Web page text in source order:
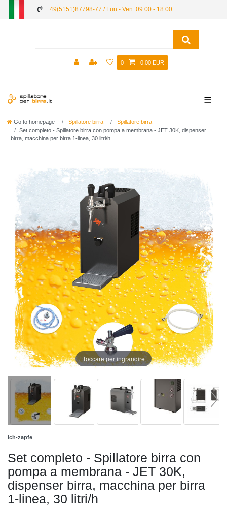
+49(5151)87798-77 / Lun - Ven: 09:00 - 18:00
0 0,00 EUR
☰
Go to homepage Spillatore birra
Spillatore birra
Set completo - Spillatore birra con pompa a membrana - JET 30K, dispenser
birra, macchina per birra 1-linea, 30 litri/h
Toccare per ingrandire
Ich-zapfe
Set completo - Spillatore birra con
pompa a membrana - JET 30K,
dispenser birra, macchina per birra
1-linea, 30 litri/h